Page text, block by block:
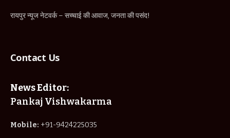
रायपुर न्यूज नेटवर्क – सच्चाई की आवाज, जनता की पसंद!
Contact Us
News Editor:
Pankaj Vishwakarma
Mobile: +91-9424225035